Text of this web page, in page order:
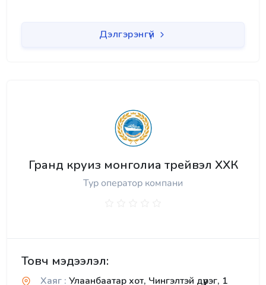
Дэлгэрэнгүй
Гранд круиз монголиа трейвэл ХХК
Тур оператор компани
Товч мэдээлэл:
Хаяг : Улаанбаатар хот, Чингэлтэй дүүрэг, 1